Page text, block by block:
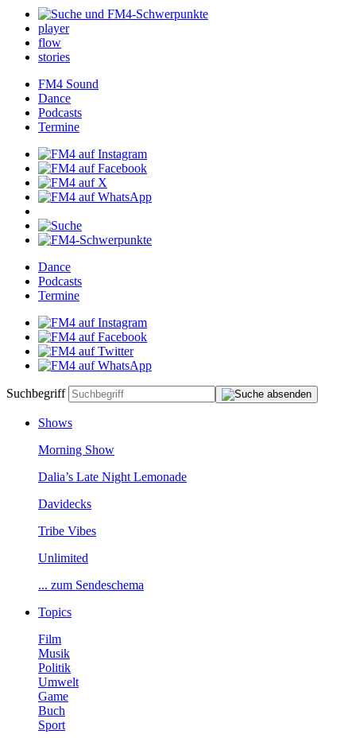
player
flow
stories
FM4Sound
Dance
Podcasts
Termine
Dance
Podcasts
Termine
Suchbegriff
Shows
MorningShow
Dalia’sLateNightLemonade
Davidecks
TribeVibes
Unlimited
...zumSendeschema
Topics
Film
Musik
Politik
Umwelt
Game
Buch
Sport